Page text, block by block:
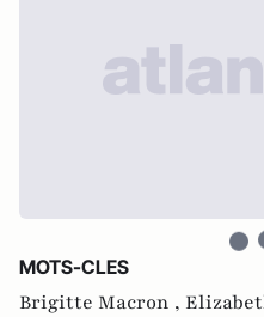
MOTS-CLES
Brigitte Macron ,